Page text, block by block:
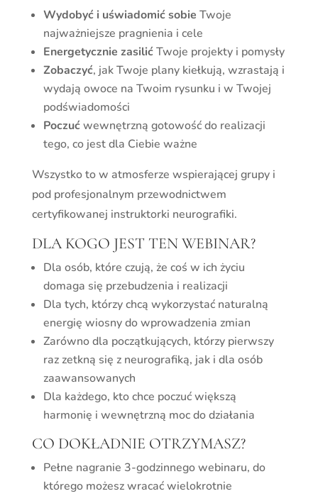
Wydobyć i uświadomić sobie Twoje
najważniejsze pragnienia i cele
Energetycznie zasilićTwoje projekty i pomysły
Zobaczyć, jak Twoje plany kiełkują, wzrastają i
wydają owoce na Twoim rysunku i w Twojej
podświadomości
Poczućwewnętrzną gotowość do realizacji
tego, co jest dla Ciebie ważne
Wszystko to w atmosferze wspierającej grupy i
pod profesjonalnym przewodnictwem
certyfikowanej instruktorki neurografiki.
DLA KOGO JEST TEN WEBINAR?
Dla osób, które czują, że coś w ich życiu
domaga się przebudzenia i realizacji
Dla tych, którzy chcą wykorzystać naturalną
energię wiosny do wprowadzenia zmian
Zarówno dla początkujących, którzy pierwszy
raz zetkną się z neurografiką, jak i dla osób
zaawansowanych
Dla każdego, kto chce poczuć większą
harmonię i wewnętrzną moc do działania
CO DOKŁADNIE OTRZYMASZ?
Pełne nagranie 3-godzinnego webinaru, do
którego możesz wracać wielokrotnie